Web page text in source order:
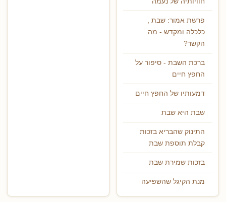
פרשת אמור: שבת ,
כלכלה ומקדש - מה
הקשר?
ברכת השבת - סיפור על
החפץ חיים
דמעותיו של החפץ חיים
שבת היא שבת
התינוק שהבריא בזכות
קבלת תוספת שבת
בזכות שמירת שבת
מנת הקיגל שהשפיעה